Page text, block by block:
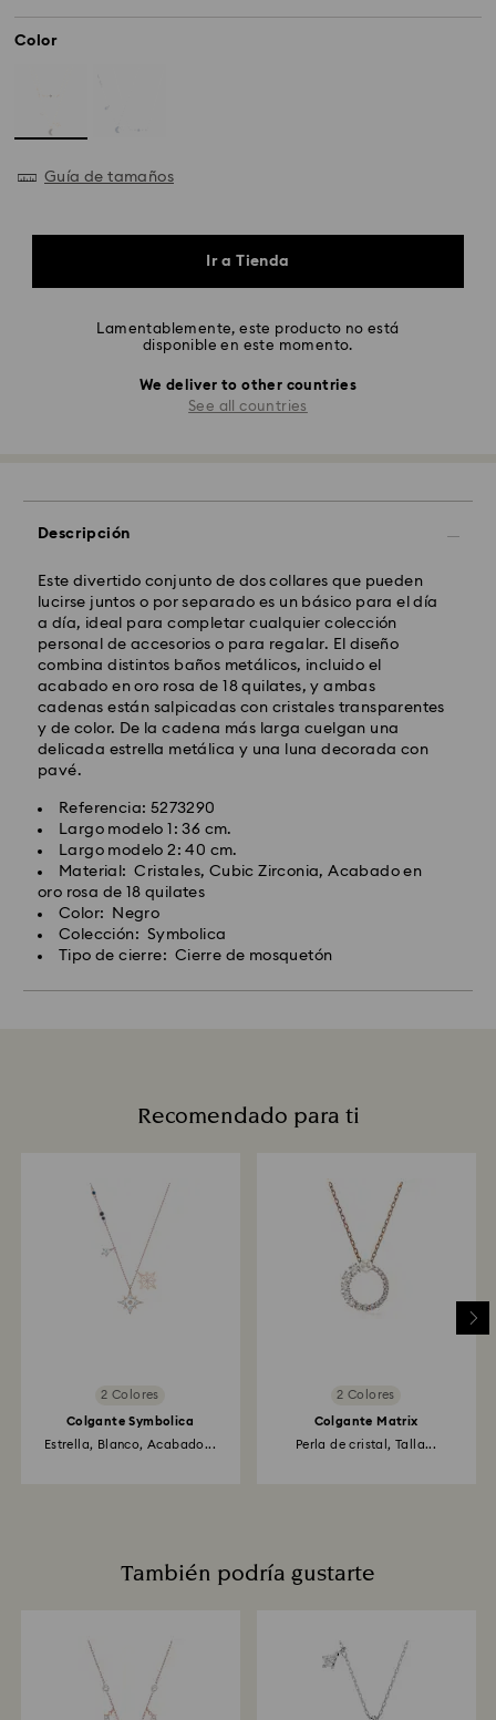
Color
Guía de tamaños
Ir a Tienda
Lamentablemente, este producto no está
disponible en este momento.
We deliver to other countries
See all countries
Descripción
Este divertido conjunto de dos collares que pueden
lucirse juntos o por separado es un básico para el día
a día, ideal para completar cualquier colección
personal de accesorios o para regalar. El diseño
combina distintos baños metálicos, incluido el
acabado en oro rosa de 18 quilates, y ambas
cadenas están salpicadas con cristales transparentes
y de color. De la cadena más larga cuelgan una
delicada estrella metálica y una luna decorada con
pavé.
Referencia: 5273290
Largo modelo 1: 36 cm.
Largo modelo 2: 40 cm.
Material: Cristales, Cubic Zirconia, Acabado en
oro rosa de 18 quilates
Color: Negro
Colección: Symbolica
Tipo de cierre: Cierre de mosquetón
Recomendado para ti
2 Colores
Colgante Symbolica
Estrella, Blanco, Acabado...
2 Colores
Colgante Matrix
Perla de cristal, Talla...
También podría gustarte